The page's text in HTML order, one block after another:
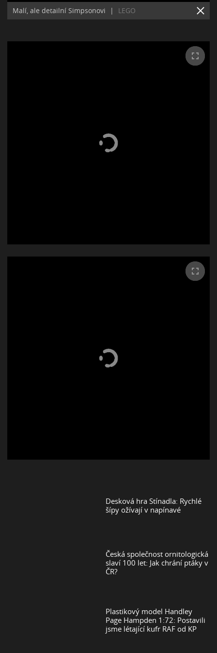
Malí, ale detailní Simpsonovi | LEGO
Desková hra Stínadla: Rychlé
šípy ožívají v napínavé
Česká společnost ornitologická
slaví 100 let: Jak chrání ptáky v
ČR?
Plastikový model Handley
Page Hampden 1:72: Postavili
jsme létající kufr RAF od KP